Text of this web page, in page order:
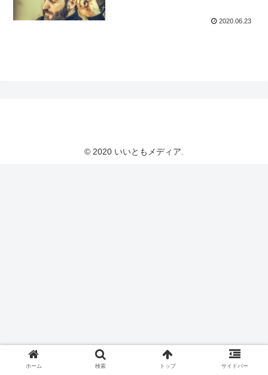
2020.06.23
© 2020 いいともメディア.
ホーム 検索 トップ サイドバー